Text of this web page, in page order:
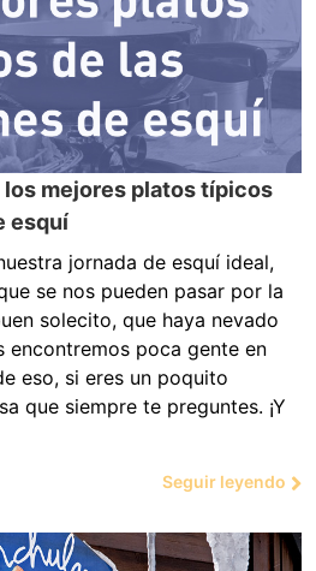
los mejores platos típicos
esquí
jornada de esquí ideal,
se nos pueden pasar por la
solecito, que haya nevado
encontremos poca gente en
eso, si eres un poquito
que siempre te preguntes. ¡Y
Seguir leyendo